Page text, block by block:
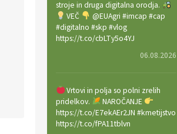
stroje in druga digitalna orodja.
VEČ
@EUAgri #imcap #cap
#digitalno #skp #vlog
https://t.co/cbLTy5o4YJ
06.08.2026
Vrtovi in polja so polni zrelih
pridelkov.
NAROČANJE
https://t.co/E7ekAEr2JN #kmetijstvo
https://t.co/fPA11tblvn